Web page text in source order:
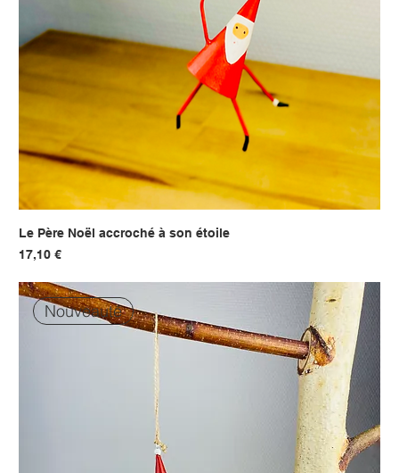
Le Père Noël accroché à son étoile
Prix
17,10 €
Nouveauté